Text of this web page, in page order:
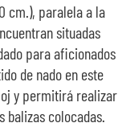
cm.), paralela a la
situadas
para aficionados
de nado en este
y permitirá realizar
balizas colocadas.